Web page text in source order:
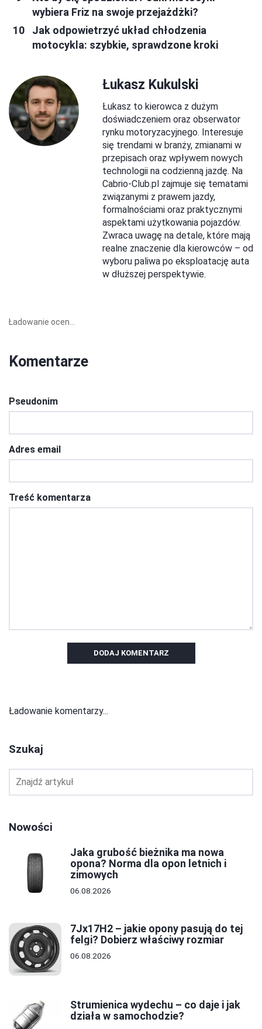
wybiera Friz na swoje przejażdżki?
Jak odpowietrzyć układ chłodzenia
motocykla: szybkie, sprawdzone kroki
Łukasz Kukulski
Łukasz to kierowca z dużym
doświadczeniem oraz obserwator
rynku motoryzacyjnego. Interesuje
się trendami w branży, zmianami w
przepisach oraz wpływem nowych
technologii na codzienną jazdę. Na
Cabrio-Club.pl zajmuje się tematami
związanymi z prawem jazdy,
formalnościami oraz praktycznymi
aspektami użytkowania pojazdów.
Zwraca uwagę na detale, które mają
realne znaczenie dla kierowców – od
wyboru paliwa po eksploatację auta
w dłuższej perspektywie.
Ładowanie ocen...
Komentarze
Pseudonim
Adres email
Treść komentarza
DODAJ KOMENTARZ
Ładowanie komentarzy...
Szukaj
Nowości
Jaka grubość bieżnika ma nowa
opona? Norma dla opon letnich i
zimowych
06.08.2026
7Jx17H2 – jakie opony pasują do tej
felgi? Dobierz właściwy rozmiar
06.08.2026
Strumienica wydechu – co daje i jak
działa w samochodzie?